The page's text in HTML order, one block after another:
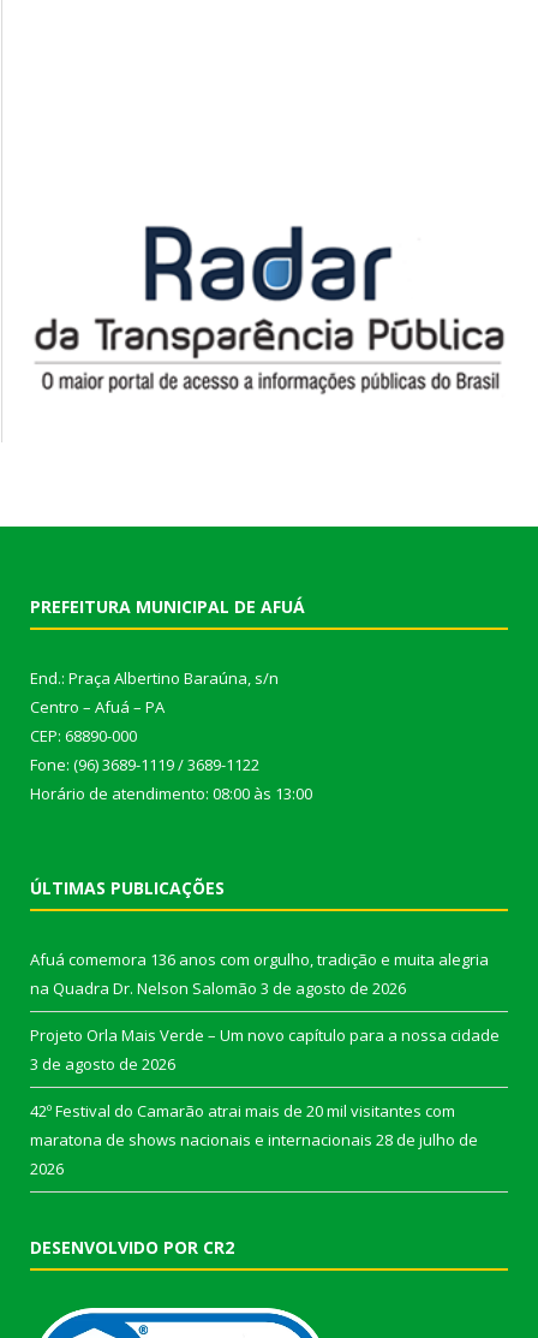
PREFEITURA MUNICIPAL DE AFUÁ
End.: Praça Albertino Baraúna, s/n
Centro – Afuá – PA
CEP: 68890-000
Fone: (96) 3689-1119 / 3689-1122
Horário de atendimento: 08:00 às 13:00
ÚLTIMAS PUBLICAÇÕES
Afuá comemora 136 anos com orgulho, tradição e muita alegria
na Quadra Dr. Nelson Salomão 3 de agosto de 2026
Projeto Orla Mais Verde – Um novo capítulo para a nossa cidade
3 de agosto de 2026
42º Festival do Camarão atrai mais de 20 mil visitantes com
maratona de shows nacionais e internacionais 28 de julho de
2026
DESENVOLVIDO POR CR2